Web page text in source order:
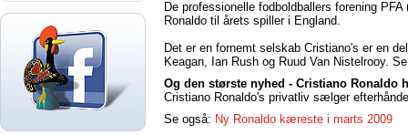
De professionelle fodboldballers forening
Ronaldo til årets spiller i England.
Det er en fornemt selskab Cristiano's er en
Keagan, Ian Rush og Ruud Van Nistelrooy.
Og den største nyhed - Cristiano Ronaldo
Cristiano Ronaldo's privatliv sælger
Se også: Ny Ronaldo kæreste i marts 2009